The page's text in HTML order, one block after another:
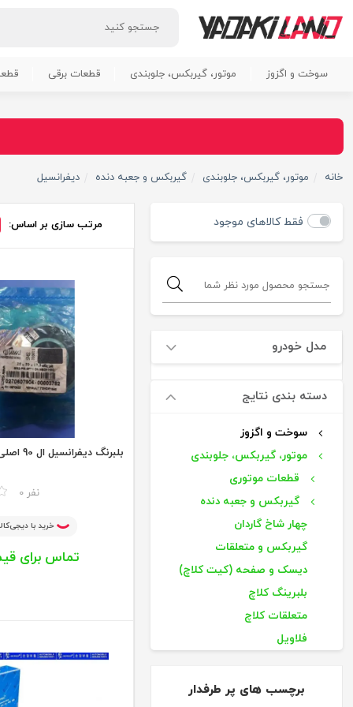
سوخت و اگزوز موتور، گیربکس، جلوبندی قطعات برقی
خانه موتور، گیربکس، جلوبندی گیربکس و جعبه دنده دیفرانسیل
مرتب سازی بر اساس:
بلبرنگ دیفرانسیل ال 90 اصلی SNR
0 نفر
خرید با
تماس برای
فقط کالاهای موجود
مدل خودرو
دسته بندی نتایج
سوخت و اگزوز
موتور، گیربکس، جلوبندی
قطعات موتوری
گیربکس و جعبه دنده
چهار شاخ گاردان
گیربکس و متعلقات
دیسک و صفحه (کیت کلاچ)
بلبرینگ کلاچ
متعلقات کلاچ
فلاویل
بلبرینگ‌های گیربکس
برچسب های پر طرفدار